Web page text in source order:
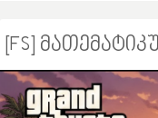
[FS]